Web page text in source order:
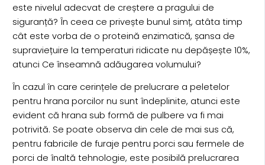
este nivelul adecvat de creștere a pragului de
siguranță? În ceea ce privește bunul simț, atâta timp
cât este vorba de o proteină enzimatică, șansa de
supraviețuire la temperaturi ridicate nu depășește 10%,
atunci Ce înseamnă adăugarea volumului?
În cazul în care cerințele de prelucrare a peletelor
pentru hrana porcilor nu sunt îndeplinite, atunci este
evident că hrana sub formă de pulbere va fi mai
potrivită. Se poate observa din cele de mai sus că,
pentru fabricile de furaje pentru porci sau fermele de
porci de înaltă tehnologie, este posibilă prelucrarea